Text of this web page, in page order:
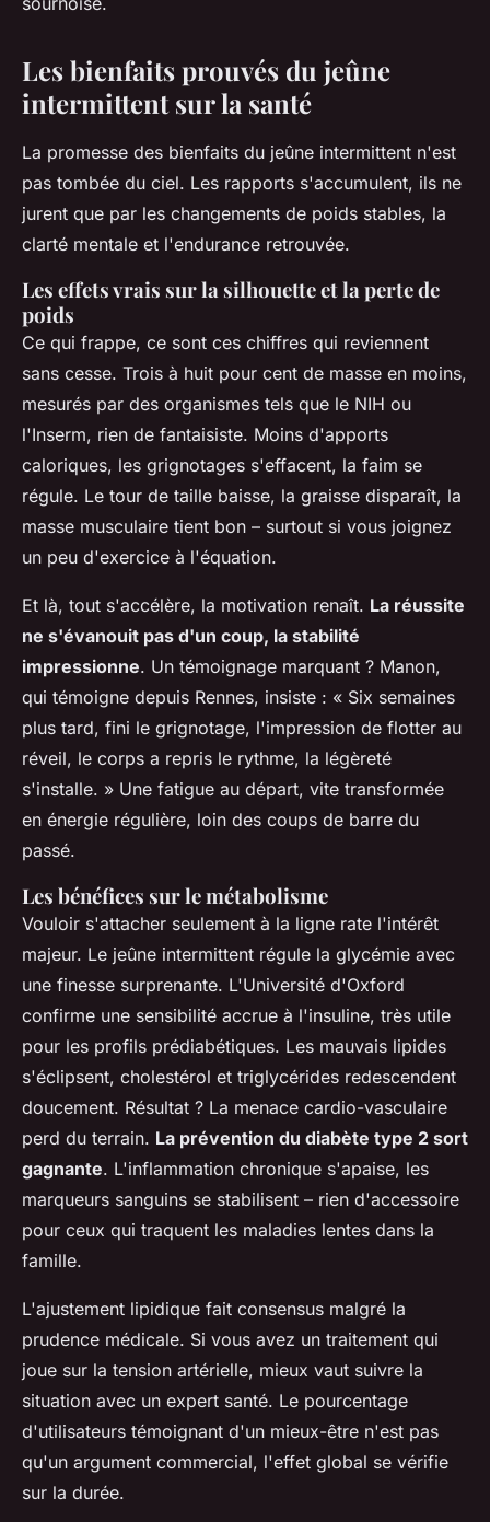
Les bienfaits prouvés du jeûne
intermittent sur la santé
La promesse des bienfaits du jeûne intermittent n'est
pas tombée du ciel. Les rapports s'accumulent, ils ne
jurent que par les changements de poids stables, la
clarté mentale et l'endurance retrouvée.
Les effets vrais sur la silhouette et la perte de
poids
Ce qui frappe, ce sont ces chiffres qui reviennent
sans cesse. Trois à huit pour cent de masse en moins,
mesurés par des organismes tels que le NIH ou
l'Inserm, rien de fantaisiste. Moins d'apports
caloriques, les grignotages s'effacent, la faim se
régule. Le tour de taille baisse, la graisse disparaît, la
masse musculaire tient bon – surtout si vous joignez
un peu d'exercice à l'équation.
Et là, tout s'accélère, la motivation renaît. La réussite
ne s'évanouit pas d'un coup, la stabilité
impressionne. Un témoignage marquant ? Manon,
qui témoigne depuis Rennes, insiste : « Six semaines
plus tard, fini le grignotage, l'impression de flotter au
réveil, le corps a repris le rythme, la légèreté
s'installe. » Une fatigue au départ, vite transformée
en énergie régulière, loin des coups de barre du
passé.
Les bénéfices sur le métabolisme
Vouloir s'attacher seulement à la ligne rate l'intérêt
majeur. Le jeûne intermittent régule la glycémie avec
une finesse surprenante. L'Université d'Oxford
confirme une sensibilité accrue à l'insuline, très utile
pour les profils prédiabétiques. Les mauvais lipides
s'éclipsent, cholestérol et triglycérides redescendent
doucement. Résultat ? La menace cardio-vasculaire
perd du terrain. La prévention du diabète type 2 sort
gagnante. L'inflammation chronique s'apaise, les
marqueurs sanguins se stabilisent – rien d'accessoire
pour ceux qui traquent les maladies lentes dans la
famille.
L'ajustement lipidique fait consensus malgré la
prudence médicale. Si vous avez un traitement qui
joue sur la tension artérielle, mieux vaut suivre la
situation avec un expert santé. Le pourcentage
d'utilisateurs témoignant d'un mieux-être n'est pas
qu'un argument commercial, l'effet global se vérifie
sur la durée.